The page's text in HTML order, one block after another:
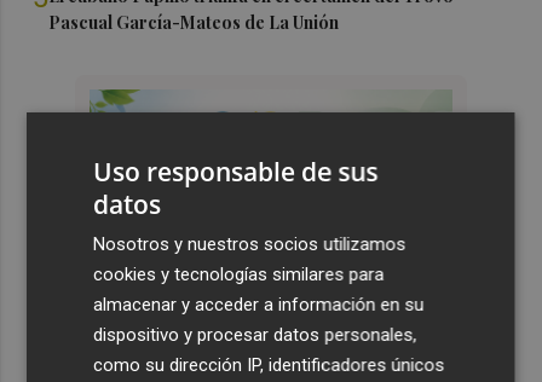
Pascual García-Mateos de La Unión
Uso responsable de sus
datos
Nosotros y nuestros socios utilizamos
cookies y tecnologías similares para
almacenar y acceder a información en su
dispositivo y procesar datos personales,
como su dirección IP, identificadores únicos